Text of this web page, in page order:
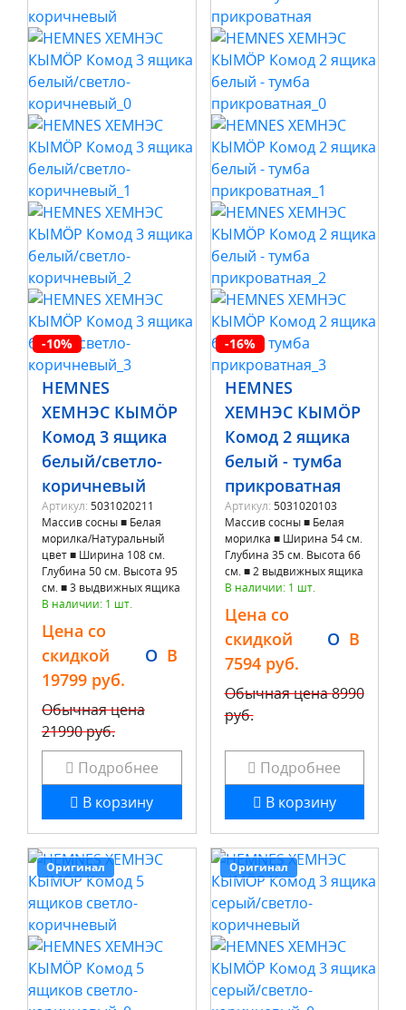
-10%
HEMNES
ХЕМНЭС КЫМÖР
Комод 3 ящика
белый/светло-
коричневый
Артикул: 5031020211
Массив сосны ■ Белая
морилка/Натуральный
цвет ■ Ширина 108 см.
Глубина 50 см. Высота 95
см. ■ 3 выдвижных ящика
В наличии: 1 шт.
Цена со
скидкой
19799 руб.
O B
Обычная цена
21990 руб.
Подробнее
В корзину
-16%
HEMNES
ХЕМНЭС КЫМÖР
Комод 2 ящика
белый - тумба
прикроватная
Артикул: 5031020103
Массив сосны ■ Белая
морилка ■ Ширина 54 см.
Глубина 35 см. Высота 66
см. ■ 2 выдвижных ящика
В наличии: 1 шт.
Цена со
скидкой
7594 руб.
O B
Обычная цена8990
руб.
Подробнее
В корзину
Оригинал Оригинал